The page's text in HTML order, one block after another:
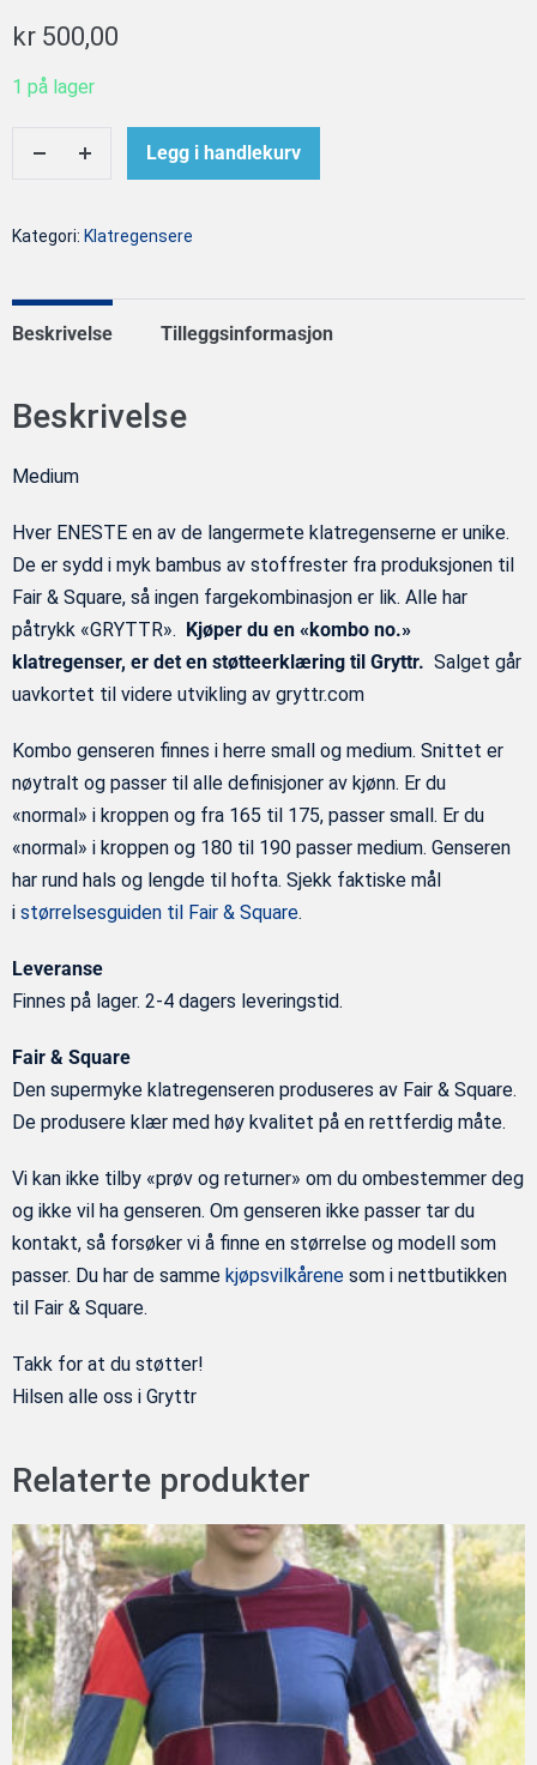
kr 500,00
1 på lager
klatregenser
no.
(M)
antall
Legg i handlekurv
Kategori: Klatregensere
Beskrivelse Tilleggsinformasjon
Beskrivelse
Medium
Hver ENESTE en av de langermete klatregenserne er unike.
De er sydd i myk bambus av stoffrester fra produksjonen til
Fair & Square, så ingen fargekombinasjon er lik. Alle har
påtrykk «GRYTTR». Kjøper du en «kombo no.»
klatregenser, er det en støtteerklæring til Gryttr. Salget går
uavkortet til videre utvikling av gryttr.com
Kombo genseren finnes i herre small og medium. Snittet er
nøytralt og passer til alle definisjoner av kjønn. Er du
«normal» i kroppen og fra 165 til 175, passer small. Er du
«normal» i kroppen og 180 til 190 passer medium. Genseren
har rund hals og lengde til hofta. Sjekk faktiske mål
i størrelsesguiden til Fair & Square.
Leveranse
Finnes på lager. 2-4 dagers leveringstid.
Fair & Square
Den supermyke klatregenseren produseres av Fair & Square.
De produsere klær med høy kvalitet på en rettferdig måte.
Vi kan ikke tilby «prøv og returner» om du ombestemmer deg
og ikke vil ha genseren. Om genseren ikke passer tar du
kontakt, så forsøker vi å finne en størrelse og modell som
passer. Du har de samme kjøpsvilkårene som i nettbutikken
til Fair & Square.
Takk for at du støtter!
Hilsen alle oss i Gryttr
Relaterte produkter